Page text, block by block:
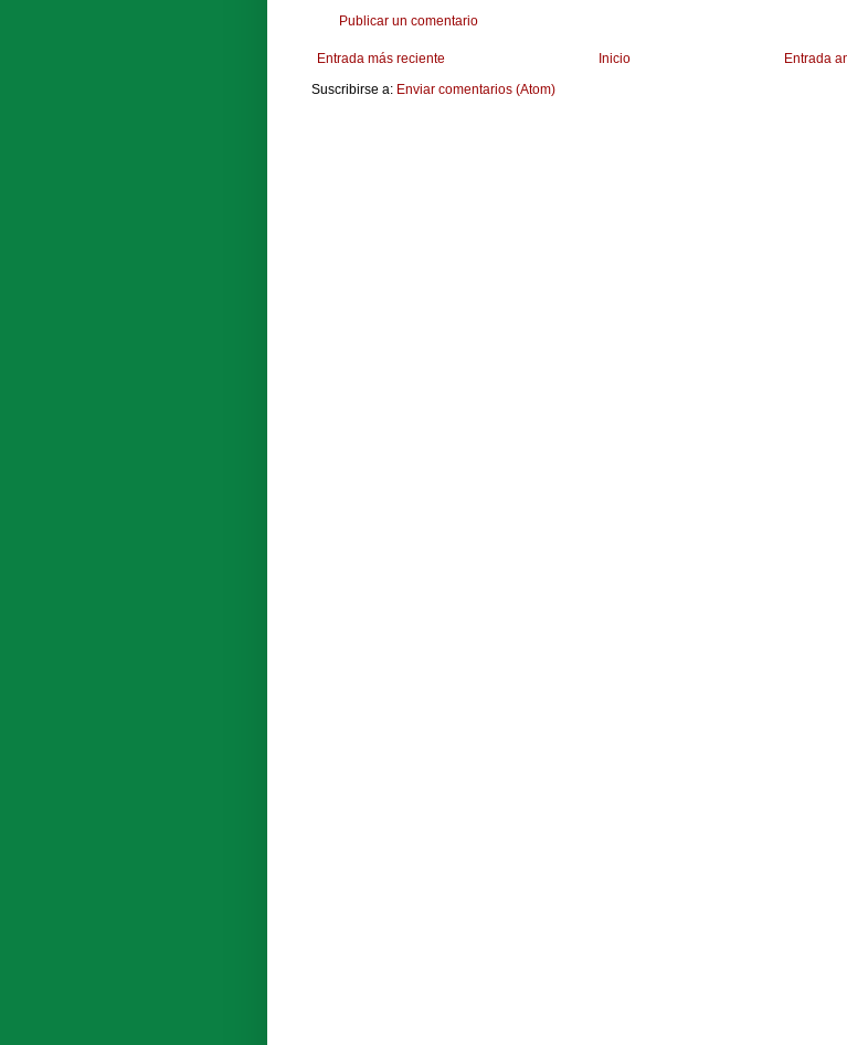
Publicar un comentario
Entrada más reciente Entrada
Inicio
Suscribirse a: Enviar comentarios (Atom)